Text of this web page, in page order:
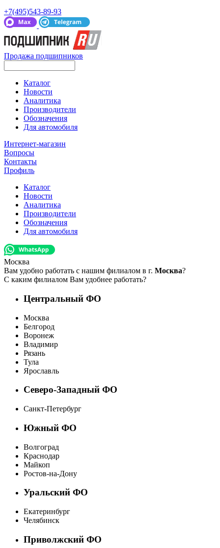
+7(495)543-89-93
Продажа подшипников
Каталог
Новости
Аналитика
Производители
Обозначения
Для автомобиля
Интернет-магазин
Вопросы
Контакты
Профиль
Каталог
Новости
Аналитика
Производители
Обозначения
Для автомобиля
Москва
Вам удобно работать с нашим филиалом в г. Москва?
С каким филиалом Вам удобнее работать?
Центральный ФО
Москва
Белгород
Воронеж
Владимир
Рязань
Тула
Ярославль
Северо-Западный ФО
Санкт-Петербург
Южный ФО
Волгоград
Краснодар
Майкоп
Ростов-на-Дону
Уральский ФО
Екатеринбург
Челябинск
Приволжский ФО